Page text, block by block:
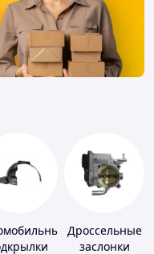
Дроссельные
заслонки